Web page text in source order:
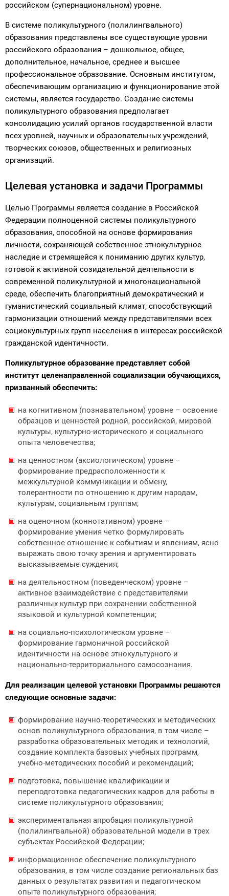
российском (супернациональном) уровне.
В системе поликультурного (полилингвального)
образования представлены все существующие уровни
российского образования – дошкольное, общее,
дополнительное, начальное, среднее и высшее
профессиональное образование. Основным институтом,
обеспечивающим организацию и функционирование этой
системы, является государство. Создание системы
поликультурного образования предполагает
консолидацию усилий органов государственной власти
всех уровней, научных и образовательных учреждений,
творческих союзов, общественных и религиозных
организаций.
Целевая установка и задачи Программы
Целью Программы является создание в Российской
Федерации полноценной системы поликультурного
образования, способной на основе формирования
личности, сохраняющей собственное этнокультурное
наследие и стремящейся к пониманию других культур,
готовой к активной созидательной деятельности в
современной поликультурной и многонациональной
среде, обеспечить благоприятный демократический и
гуманистический социальный климат, способствующий
гармонизации отношений между представителями всех
социокультурных групп населения в интересах российской
гражданской идентичности.
Поликультурное образование представляет собой
институт целенаправленной социализации обучающихся,
призванный обеспечить:
на когнитивном (познавательном) уровне – освоение
образцов и ценностей родной, российской, мировой
культуры, культурно-исторического и социального
опыта человечества;
на ценностном (аксиологическом) уровне –
формирование предрасположенности к
межкультурной коммуникации и обмену,
толерантности по отношению к другим народам,
культурам, социальным группам;
на оценочном (коннотативном) уровне –
формирование умения четко формулировать
собственное отношение к событиям и явлениям, ясно
выражать свою точку зрения и аргументировать
высказываемые суждения;
на деятельностном (поведенческом) уровне –
активное взаимодействие с представителями
различных культур при сохранении собственной
языковой и культурной компетенции;
на социально-психологическом уровне –
формирование гармоничной российской
идентичности на основе этнокультурного и
национально-территориального самосознания.
Для реализации целевой установки Программы решаются
следующие основные задачи:
формирование научно-теоретических и методических
основ поликультурного образования, в том числе –
разработка образовательных методик и технологий,
создание комплекта базовых учебных программ,
учебно-методических пособий и рекомендаций;
подготовка, повышение квалификации и
переподготовка педагогических кадров для работы в
системе поликультурного образования;
экспериментальная апробация поликультурной
(полилингвальной) образовательной модели в трех
субъектах Российской Федерации;
информационное обеспечение поликультурного
образования, в том числе создание региональных баз
данных о результатах развития и педагогическом
опыте поликультурного образования;